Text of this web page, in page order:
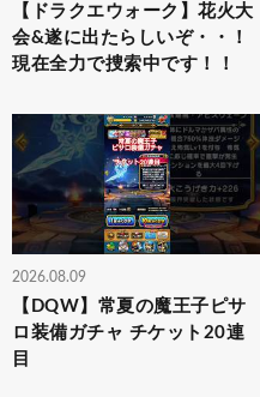
【ドラクエウォーク】花火大
会&遂に出たらしいぞ・・！
現在全力で捜索中です！！
2026.08.09
【DQW】常夏の魔王子ピサ
ロ装備ガチャ チケット20連
目